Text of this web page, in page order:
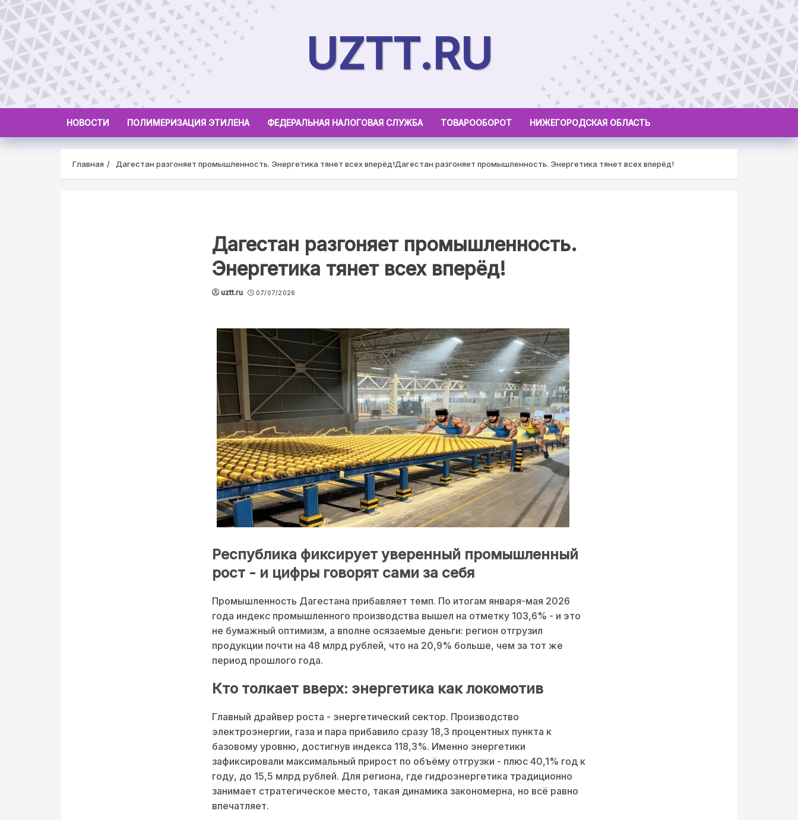
Skip
to
content
UZTT.RU
НОВОСТИ ПОЛИМЕРИЗАЦИЯ ЭТИЛЕНА ФЕДЕРАЛЬНАЯ НАЛОГОВАЯ СЛУЖБА ТОВАРООБОРОТ НИЖЕГОРОДСКАЯ ОБЛАСТЬ
Главная Дагестан разгоняет промышленность. Энергетика тянет всех вперёд!Дагестан разгоняет промышленность. Энергетика тянет всех вперёд!
Дагестан разгоняет промышленность.
Энергетика тянет всех вперёд!
uztt.ru 07/07/2026
Республика фиксирует уверенный промышленный
рост - и цифры говорят сами за себя
Промышленность Дагестана прибавляет темп. По итогам января-мая 2026
года индекс промышленного производства вышел на отметку 103,6% - и это
не бумажный оптимизм, а вполне осязаемые деньги: регион отгрузил
продукции почти на 48 млрд рублей, что на 20,9% больше, чем за тот же
период прошлого года.
Кто толкает вверх: энергетика как локомотив
Главный драйвер роста - энергетический сектор. Производство
электроэнергии, газа и пара прибавило сразу 18,3 процентных пункта к
базовому уровню, достигнув индекса 118,3%. Именно энергетики
зафиксировали максимальный прирост по объёму отгрузки - плюс 40,1% год к
году, до 15,5 млрд рублей. Для региона, где гидроэнергетика традиционно
занимает стратегическое место, такая динамика закономерна, но всё равно
впечатляет.